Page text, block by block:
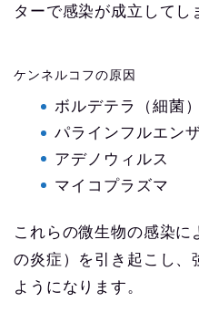
ターで感染が成立してし
ケンネルコフの原因
ボルデテラ（細菌）
パラインフルエン
アデノウィルス
マイコプラズマ
これらの微生物の感染に
の炎症）を引き起こし、
ようになります。